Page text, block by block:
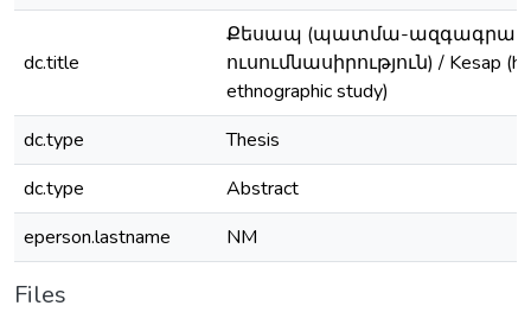
dc.title
Քեսապ (պատմա-
ուսումնասիրություն) / Kesap
ethnographic study)
dc.type
Thesis
dc.type
Abstract
eperson.lastname
NM
Files